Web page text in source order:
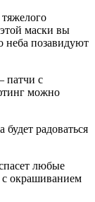
маски вы
неба позавидуют
патчи с
можно
радоваться
любые
с окрашиванием